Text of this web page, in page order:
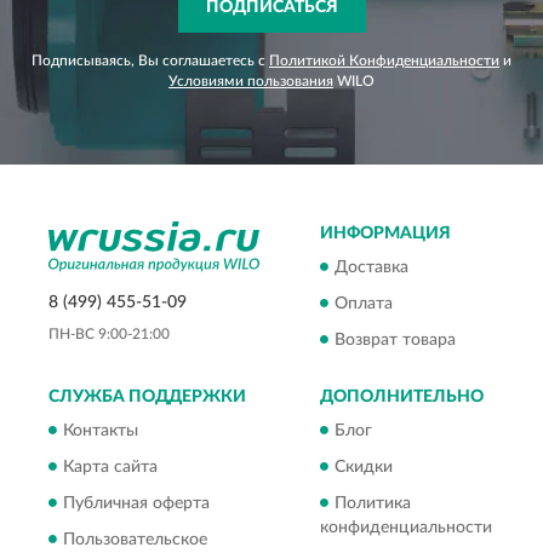
ПОДПИСАТЬСЯ
Подписываясь, Вы соглашаетесь с Политикой Конфиденциальности и
Условиями пользования WILO
8 (499) 455-51-09
ПН-ВС 9:00-21:00
ИНФОРМАЦИЯ
Доставка
Оплата
Возврат товара
СЛУЖБА ПОДДЕРЖКИ
Контакты
Карта сайта
Публичная оферта
Пользовательское
ДОПОЛНИТЕЛЬНО
Блог
Скидки
Политика
конфиденциальности